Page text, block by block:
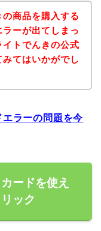
商品を購入する
ーが出てしまっ
トでんきの公式
てはいかがでし
ラーの問題を今
ードを使え
ック